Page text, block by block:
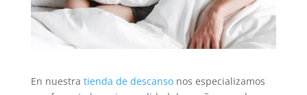
En nuestra tienda de descansonos especializamos